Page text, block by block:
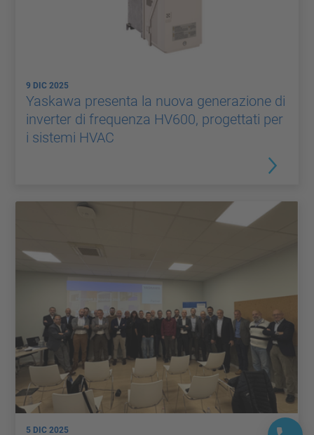
9 DIC 2025
Yaskawa presenta la nuova generazione di
inverter di frequenza HV600, progettati per
i sistemi HVAC
5 DIC 2025